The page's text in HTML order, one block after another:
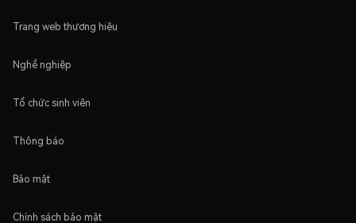
Trang web thương hiệu
Nghề nghiệp
Tổ chức sinh viên
Thông báo
Bảo mật
Chính sách bảo mật